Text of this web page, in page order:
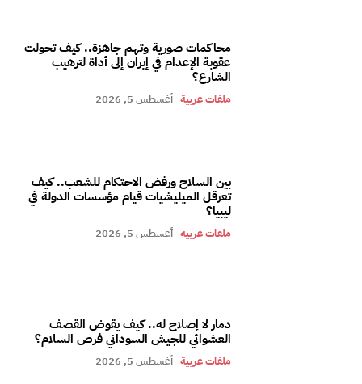
محاكمات صورية وتهم جاهزة.. كيف تحولت
عقوبة الإعدام في إيران إلى أداة لترهيب
الشارع؟
ملفات عربية أغسطس 5, 2026
بين السلاح ورفض الاحتكام للشعب.. كيف
تعرقل الميليشيات قيام مؤسسات الدولة في
ليبيا؟
ملفات عربية أغسطس 5, 2026
دمار لا إصلاح له.. كيف يقوض القصف
العشوائي للجيش السوداني فرص السلام؟
ملفات عربية أغسطس 5, 2026